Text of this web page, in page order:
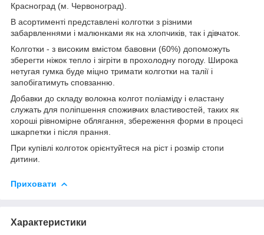
Красноград (м. Червоноград).
В асортименті представлені колготки з різними
забарвленнями і малюнками як на хлопчиків, так і дівчаток.
Колготки - з високим вмістом бавовни (60%) допоможуть
зберегти ніжок тепло і зігріти в прохолодну погоду. Широка
нетугая гумка буде міцно тримати колготки на талії і
запобігатимуть сповзанню.
Добавки до складу волокна колгот поліаміду і еластану
служать для поліпшення споживчих властивостей, таких як
хороші рівномірне облягання, збереження форми в процесі
шкарпетки і після прання.
При купівлі колготок орієнтуйтеся на ріст і розмір стопи
дитини.
Приховати
Характеристики